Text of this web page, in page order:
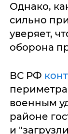
Однако,
сильно
уверяет,
оборона
ВС РФ
военным
районе
и